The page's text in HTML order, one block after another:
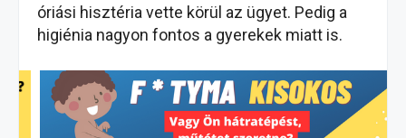
óriási hisztéria vette körül az ügyet. Pedig a
higiénia nagyon fontos a gyerekek miatt is.